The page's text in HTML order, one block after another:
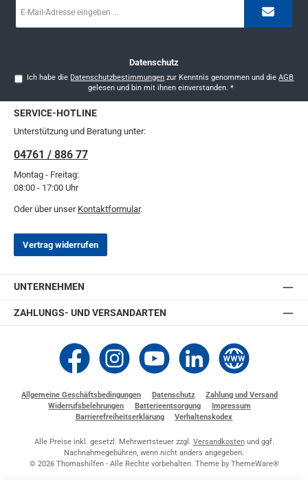
Mail-
Datenschutz
Ich habe die Datenschutzbestimmungen zur Kenntnis genommen und dieAGB
gelesen und bin mit ihnen einverstanden. *
SERVICE-HOTLINE
Unterstützung und Beratung unter:
04761 / 886 77
Montag - Freitag:
08:00 - 17:00 Uhr
Oder über unser Kontaktformular.
Vertrag widerrufen
UNTERNEHMEN
ZAHLUNGS- UND VERSANDARTEN
Thomashilfen bei Facebook
Thomashilfen bei Instagram
Thomashilfen bei YouTube
Thomashilfen bei LinkedIn
Zur Website von
Allgemeine Geschäftsbedingungen Datenschutz
Zahlung und Versand
Widerrufsbelehrungen
Batterieentsorgung
Impressum
Barrierefreiheitserklärung
Verhaltenskodex
Alle Preise inkl. gesetzl. Mehrwertsteuer zzgl. Versandkostenund ggf.
Nachnahmegebühren, wenn nicht anders angegeben.
© 2026 Thomashilfen - Alle Rechte vorbehalten. Theme by ThemeWare®